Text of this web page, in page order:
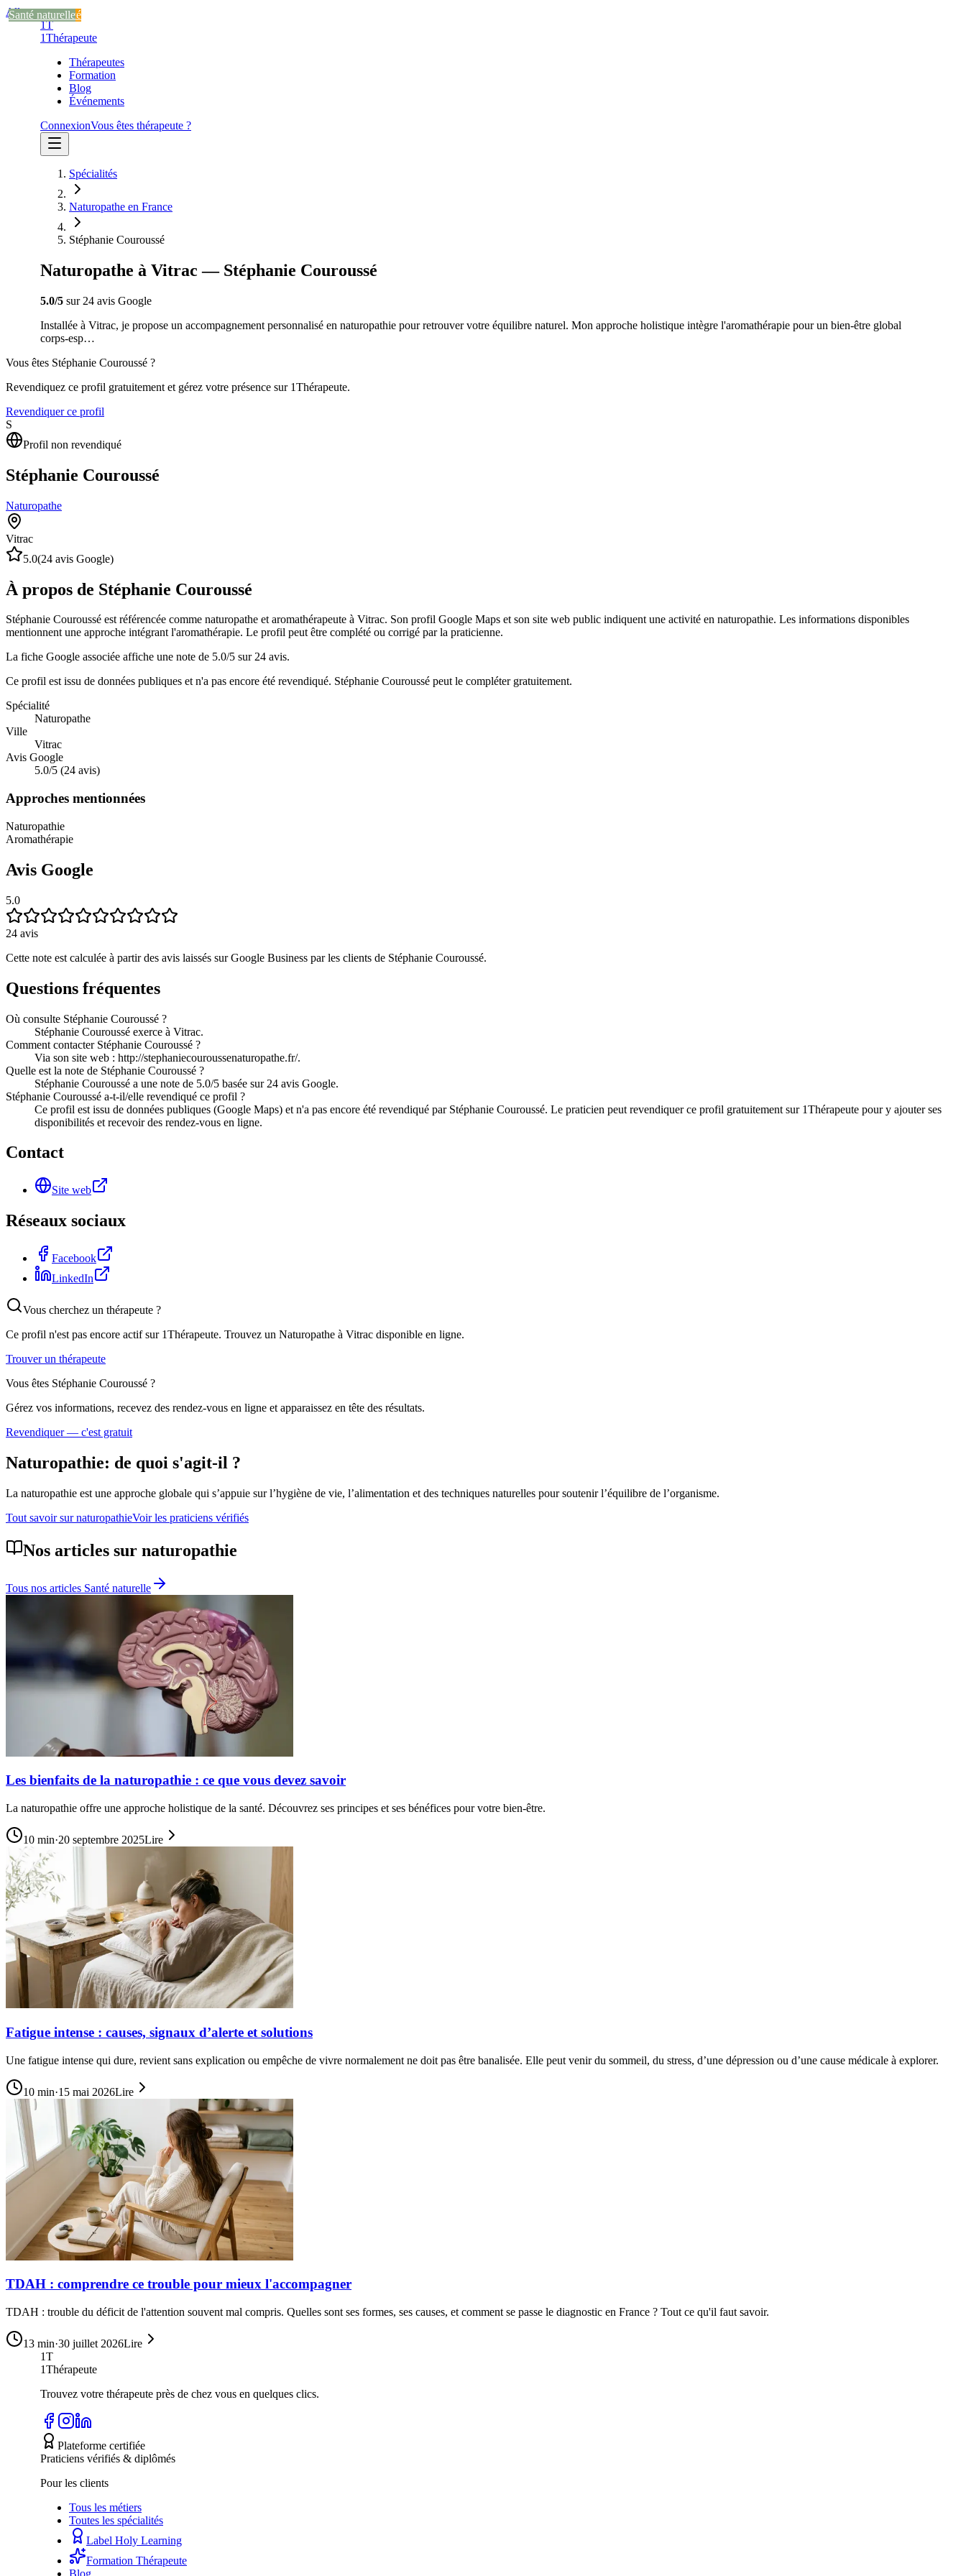
Aller au contenu
1T
1Thérapeute
Thérapeutes
Formation
Blog
Événements
ConnexionVous êtes thérapeute ?
Spécialités
Naturopathe en France
Stéphanie Couroussé
Naturopathe à Vitrac — Stéphanie Couroussé
5.0/5 sur 24 avis Google
Installée à Vitrac, je propose un accompagnement personnalisé en naturopathie pour retrouver votre équilibre naturel. Mon approche holistique intègre l'aromathérapie pour un bien-être global
corps-esp…
Vous êtes Stéphanie Couroussé ?
Revendiquez ce profil gratuitement et gérez votre présence sur 1Thérapeute.
Revendiquer ce profil
S
Profil non revendiqué
Stéphanie Couroussé
Naturopathe
Vitrac
5.0(24 avis Google)
À propos de Stéphanie Couroussé
Stéphanie Couroussé est référencée comme naturopathe et aromathérapeute à Vitrac. Son profil Google Maps et son site web public indiquent une activité en naturopathie. Les informations disponibles
mentionnent une approche intégrant l'aromathérapie. Le profil peut être complété ou corrigé par la praticienne.
La fiche Google associée affiche une note de 5.0/5 sur 24 avis.
Ce profil est issu de données publiques et n'a pas encore été revendiqué. Stéphanie Couroussé peut le compléter gratuitement.
Spécialité
Naturopathe
Ville
Vitrac
Avis Google
5.0/5 (24 avis)
Approches mentionnées
Naturopathie
Aromathérapie
Avis Google
5.0
24 avis
Cette note est calculée à partir des avis laissés sur Google Business par les clients de Stéphanie Couroussé.
Questions fréquentes
Où consulte Stéphanie Couroussé ?
Stéphanie Couroussé exerce à Vitrac.
Comment contacter Stéphanie Couroussé ?
Via son site web : http://stephaniecouroussenaturopathe.fr/.
Quelle est la note de Stéphanie Couroussé ?
Stéphanie Couroussé a une note de 5.0/5 basée sur 24 avis Google.
Stéphanie Couroussé a-t-il/elle revendiqué ce profil ?
Ce profil est issu de données publiques (Google Maps) et n'a pas encore été revendiqué par Stéphanie Couroussé. Le praticien peut revendiquer ce profil gratuitement sur 1Thérapeute pour y ajouter ses
disponibilités et recevoir des rendez-vous en ligne.
Contact
Site web
Réseaux sociaux
Facebook
LinkedIn
Vous cherchez un thérapeute ?
Ce profil n'est pas encore actif sur 1Thérapeute. Trouvez un Naturopathe à Vitrac disponible en ligne.
Trouver un thérapeute
Vous êtes Stéphanie Couroussé ?
Gérez vos informations, recevez des rendez-vous en ligne et apparaissez en tête des résultats.
Revendiquer — c'est gratuit
Naturopathie: de quoi s'agit-il ?
La naturopathie est une approche globale qui s’appuie sur l’hygiène de vie, l’alimentation et des techniques naturelles pour soutenir l’équilibre de l’organisme.
Tout savoir surnaturopathieVoir les praticiens vérifiés
Nos articles sur naturopathie
Tous nos articles Santé naturelle
Santé naturelle
Les bienfaits de la naturopathie : ce que vous devez savoir
La naturopathie offre une approche holistique de la santé. Découvrez ses principes et ses bénéfices pour votre bien-être.
10 min·20 septembre 2025Lire
Stress et anxiété
Fatigue intense : causes, signaux d’alerte et solutions
Une fatigue intense qui dure, revient sans explication ou empêche de vivre normalement ne doit pas être banalisée. Elle peut venir du sommeil, du stress, d’une dépression ou d’une cause médicale à explorer.
10 min·15 mai 2026Lire
Santé naturelle
TDAH : comprendre ce trouble pour mieux l'accompagner
TDAH : trouble du déficit de l'attention souvent mal compris. Quelles sont ses formes, ses causes, et comment se passe le diagnostic en France ? Tout ce qu'il faut savoir.
13 min·30 juillet 2026Lire
1T
1Thérapeute
Trouvez votre thérapeute près de chez vous en quelques clics.
Plateforme certifiée
Praticiens vérifiés & diplômés
Pour les clients
Tous les métiers
Toutes les spécialités
Label Holy Learning
Formation Thérapeute
Blog